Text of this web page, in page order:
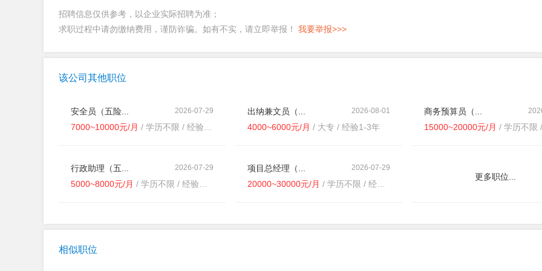
招聘信息仅供参考，以企业实际招聘为准；
求职过程中请勿缴纳费用，谨防诈骗。如有不实，请立即举报！ 我要举报>>>
该公司其他职位
2026-07-29
安全员（五险...
7000~10000元/月 / 学历不限 / 经验不限
2026-08-01
出纳兼文员（...
4000~6000元/月 / 大专 / 经验1-3年
商务预算员（...
15000~20000元/月 / 学历不限 / 经
2026-07-29
行政助理（五...
5000~8000元/月 / 学历不限 / 经验不限
2026-07-29
项目总经理（...
20000~30000元/月 / 学历不限 / 经验不限
更多职位...
相似职位